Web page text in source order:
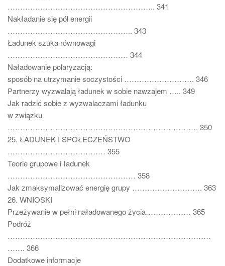
………………………………………………….. 341
Nakładanie się pól energii
………………………………………….. 343
Ładunek szuka równowagi
………………………………………… 344
Naładowanie polaryzacją:
sposób na utrzymanie soczystości ………………………. 346
Partnerzy wyzwalają ładunek w sobie nawzajem ….. 349
Jak radzić sobie z wyzwalaczami ładunku
w związku
…………………………………………………………………. 350
25. ŁADUNEK I SPOŁECZEŃSTWO
………………………………… 355
Teorie grupowe i ładunek
…………………………………………… 358
Jak zmaksymalizować energię grupy ………………………. 363
26. WNIOSKI
Przeżywanie w pełni naładowanego życia……………… 365
Podróż
………………………………………………………………………
……. 366
Dodatkowe informacje